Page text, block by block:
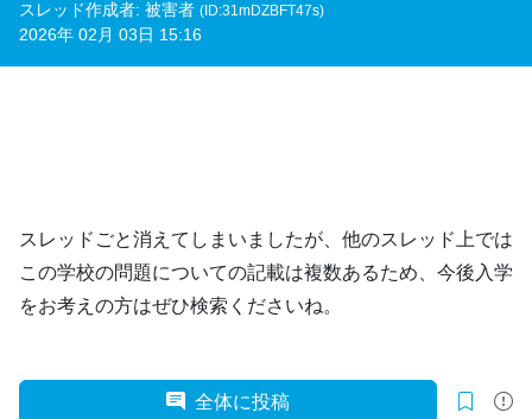
スレッド作成者: 被害者 (ID:31mDZBFT47s)
2026年 02月 03日 15:16
スレッドごと消えてしまいましたが、他のスレッド上では
この学校の問題についての記載は複数あるため、今後入学
をお考えの方はぜひ検索くださいね。
全体に投稿